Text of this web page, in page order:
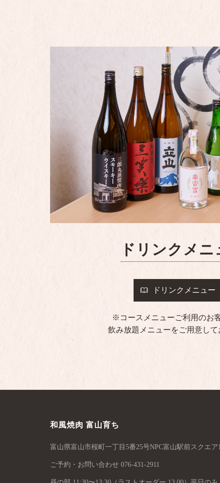
ドリンクメニ
ドリンクメニュー
※コースメニューご利用のお
飲み放題メニューをご用意し
和風焼肉 富山育ち
富山県富山市桜町一丁目5番25号NPC富山駅前スクエア
ご予約・お問い合わせ 076-431-2911